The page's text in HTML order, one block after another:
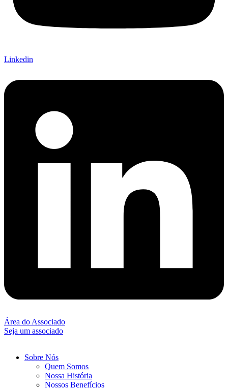
Linkedin
Área do Associado
Seja um associado
Sobre Nós
Quem Somos
Nossa História
Nossos Benefícios